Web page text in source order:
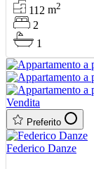
112m2
2
1
Vendita
Preferito
Federico Danze